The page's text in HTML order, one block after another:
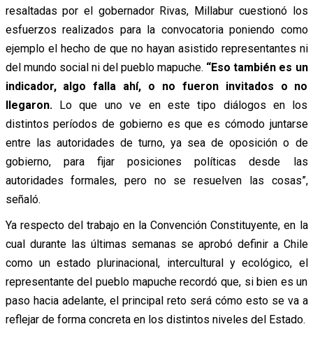
resaltadas por el gobernador Rivas, Millabur cuestionó los
esfuerzos realizados para la convocatoria poniendo como
ejemplo el hecho de que no hayan asistido representantes ni
del mundo social ni del pueblo mapuche. “Eso también es un
indicador, algo falla ahí, o no fueron invitados o no
llegaron.Lo que uno ve en este tipo diálogos en los
distintos períodos de gobierno es que es cómodo juntarse
entre las autoridades de turno, ya sea de oposición o de
gobierno, para fijar posiciones políticas desde las
autoridades formales, pero no se resuelven las cosas”,
señaló.
Ya respecto del trabajo en la Convención Constituyente, en la
cual durante las últimas semanas se aprobó definir a Chile
como un estado plurinacional, intercultural y ecológico, el
representante del pueblo mapuche recordó que, si bien es un
paso hacia adelante, el principal reto será cómo esto se va a
reflejar de forma concreta en los distintos niveles del Estado.